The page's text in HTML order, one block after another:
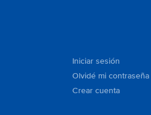
Iniciar sesión
Olvidé mi contraseña
Crear cuenta